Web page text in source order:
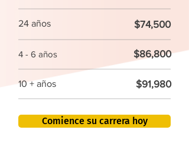
24 años $74,500
4 - 6 años $86,800
10 + años $91,980
Comience su carrera hoy